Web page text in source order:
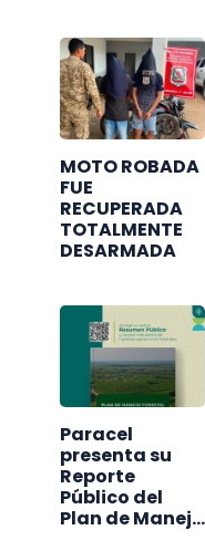
MOTO ROBADA
FUE
RECUPERADA
TOTALMENTE
DESARMADA
Paracel
presenta su
Reporte
Público del
Plan de Manejo